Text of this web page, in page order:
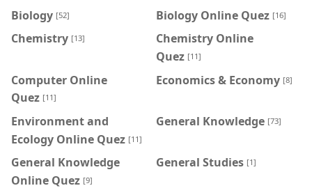
Biology [52] Biology Online Quez [16]
Chemistry [13]
Chemistry Online
Quez [11]
Computer Online
Quez [11]
Economics & Economy [8]
Environment and
Ecology Online Quez [11]
General Knowledge [73]
General Knowledge
Online Quez [9]
General Studies [1]